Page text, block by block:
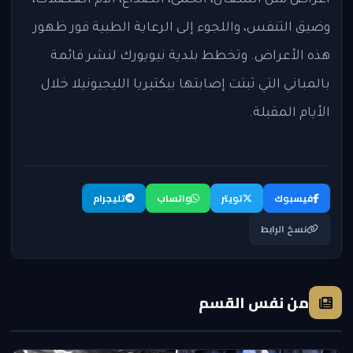
وضيق التنفس، واللجوء إلى الرعاية الطبية فور ظهور
هذه الأعراض. وتخطط بلدية نيويورك لنشر قائمة
بالمباني التي ثبتت إصابتها ببكتيريا الليجيونيلا خلال
الأيام المقبلة.
فيسبوك تويتر واتساب
تليجرام
نسخ الرابط
من نفس القسم